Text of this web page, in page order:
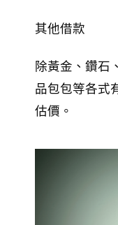
其他借款
除黃金、鑽石
品包包等各式
估價。